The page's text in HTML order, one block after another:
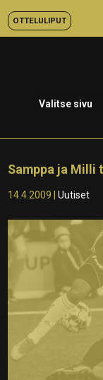
OTTELULIPUT
Valitse sivu
Samppa ja Milli
14.4.2009 |Uutiset